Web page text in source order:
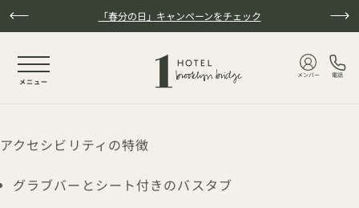
本文へスキップ 「春分の日」キャンペーンをチェック
NaN / 3
メニュー
メンバー 電話
アクセシビリティの特徴
グラブバーとシート付きのバスタブ